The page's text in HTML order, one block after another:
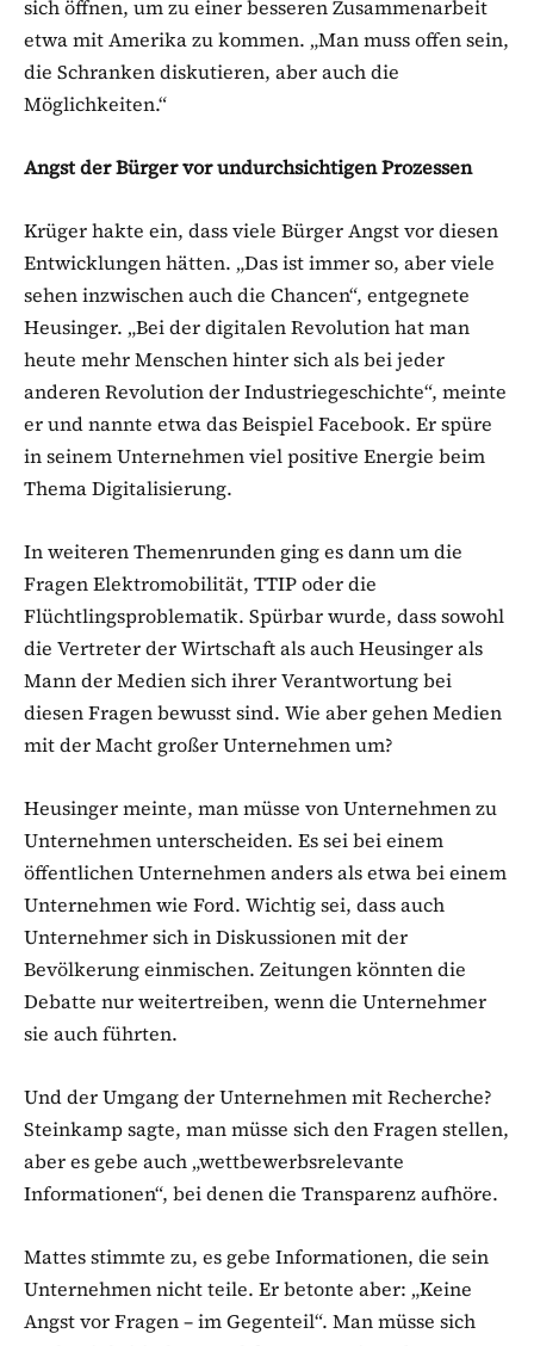
sich öffnen, um zu einer besseren Zusammenarbeit
etwa mit Amerika zu kommen. „Man muss offen sein,
die Schranken diskutieren, aber auch die
Möglichkeiten.“
Angst der Bürger vor undurchsichtigen Prozessen
Krüger hakte ein, dass viele Bürger Angst vor diesen
Entwicklungen hätten. „Das ist immer so, aber viele
sehen inzwischen auch die Chancen“, entgegnete
Heusinger. „Bei der digitalen Revolution hat man
heute mehr Menschen hinter sich als bei jeder
anderen Revolution der Industriegeschichte“, meinte
er und nannte etwa das Beispiel Facebook. Er spüre
in seinem Unternehmen viel positive Energie beim
Thema Digitalisierung.
In weiteren Themenrunden ging es dann um die
Fragen Elektromobilität, TTIP oder die
Flüchtlingsproblematik. Spürbar wurde, dass sowohl
die Vertreter der Wirtschaft als auch Heusinger als
Mann der Medien sich ihrer Verantwortung bei
diesen Fragen bewusst sind. Wie aber gehen Medien
mit der Macht großer Unternehmen um?
Heusinger meinte, man müsse von Unternehmen zu
Unternehmen unterscheiden. Es sei bei einem
öffentlichen Unternehmen anders als etwa bei einem
Unternehmen wie Ford. Wichtig sei, dass auch
Unternehmer sich in Diskussionen mit der
Bevölkerung einmischen. Zeitungen könnten die
Debatte nur weitertreiben, wenn die Unternehmer
sie auch führten.
Und der Umgang der Unternehmen mit Recherche?
Steinkamp sagte, man müsse sich den Fragen stellen,
aber es gebe auch „wettbewerbsrelevante
Informationen“, bei denen die Transparenz aufhöre.
Mattes stimmte zu, es gebe Informationen, die sein
Unternehmen nicht teile. Er betonte aber: „Keine
Angst vor Fragen – im Gegenteil“. Man müsse sich